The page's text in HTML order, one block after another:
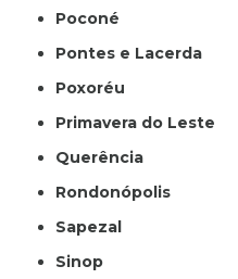
Poconé
Pontes e Lacerda
Poxoréu
Primavera do Leste
Querência
Rondonópolis
Sapezal
Sinop